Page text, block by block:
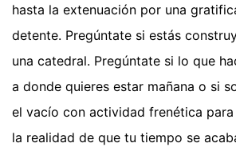
hasta la extenuación por una
detente. Pregúntate si estás
una catedral. Pregúntate si lo que
a donde quieres estar mañana o si
el vacío con actividad frenética
la realidad de que tu tiempo se